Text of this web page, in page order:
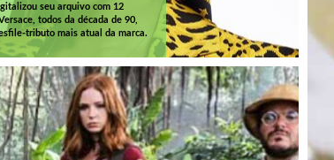
seu arquivo com 12
todos da década de 90,
tributo mais atual da marca.